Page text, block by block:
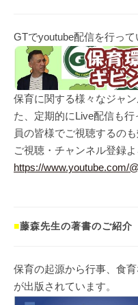
GTでyoutube配信を行って
保育に関する様々なジャ
た、定期的にLive配信も
員の皆様でご視聴するのも
ご視聴・チャンネル登録
https://www.youtube.com/
■藤森先生の著書のご紹介
保育の起源から行事、食
が出版されています。